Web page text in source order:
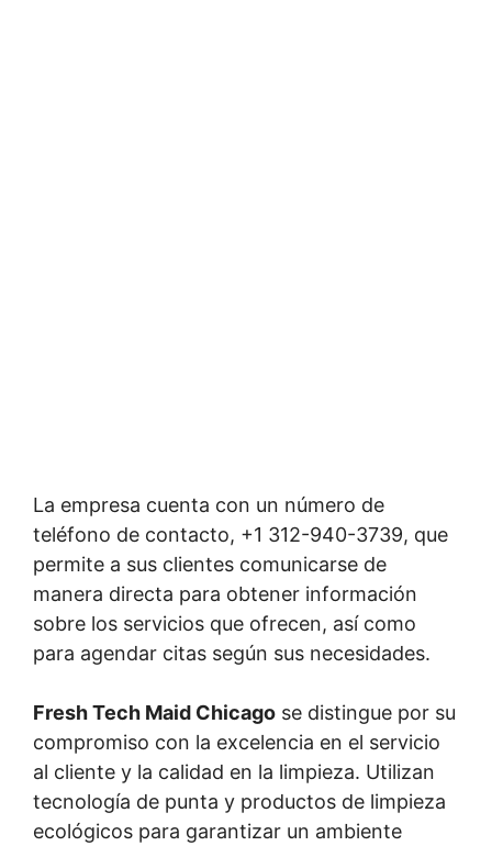
La empresa cuenta con un número de
teléfono de contacto, +1 312-940-3739, que
permite a sus clientes comunicarse de
manera directa para obtener información
sobre los servicios que ofrecen, así como
para agendar citas según sus necesidades.
Fresh Tech Maid Chicago se distingue por su
compromiso con la excelencia en el servicio
al cliente y la calidad en la limpieza. Utilizan
tecnología de punta y productos de limpieza
ecológicos para garantizar un ambiente